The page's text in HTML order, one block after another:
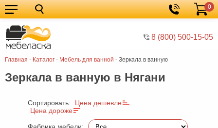
8 (800) 500-15-05
Корзина
0
Главная - Каталог - Мебель для ванной - Зеркала в ванную
Кухонные
гарнитуры
Мебель
для
кухни
Мебель
для
спальни
Кровати
Шкафы
Зеркала в ванную в Нягани
Сортировать:
Цена дешевле
Цена дороже
Фабрика мебели: